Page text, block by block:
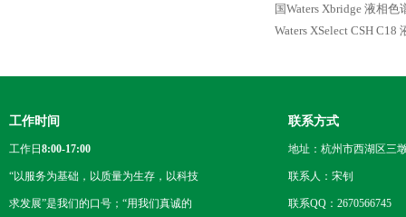
国Waters Xbridge 液相色
Waters XSelect CSH C18
工作时间
工作日8:00-17:00
“以服务为基础，以质量为生存，以科技
求发展”是我们的口号；“用我们真诚的
联系方式
地址：杭州市西湖区三
联系人：宋钊
联系QQ：2670566745